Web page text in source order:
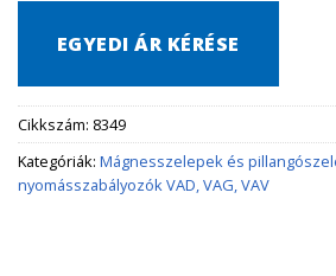
EGYEDI ÁR KÉRÉSE
Cikkszám: 8349
Kategóriák: Mágnesszelepek és
nyomásszabályozók VAD, VAG, VAV